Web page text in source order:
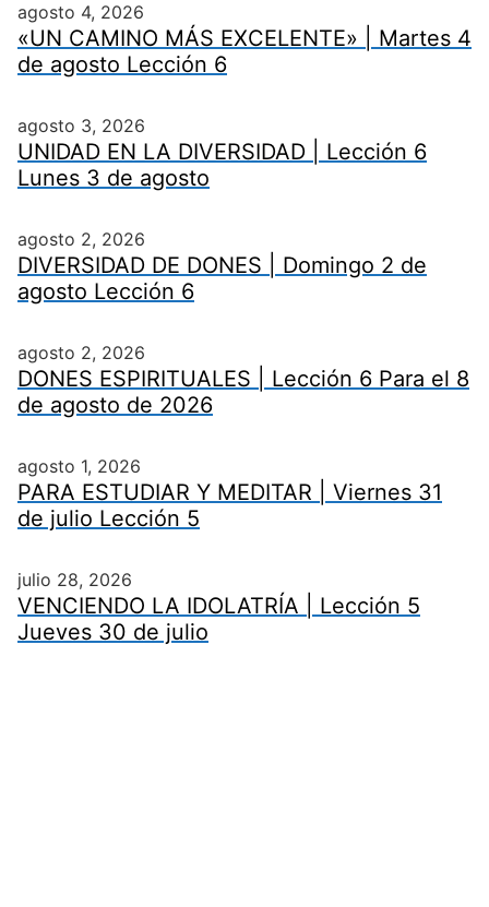
agosto 4, 2026
«UN CAMINO MÁS EXCELENTE» | Martes 4
de agosto Lección 6
agosto 3, 2026
UNIDAD EN LA DIVERSIDAD | Lección 6
Lunes 3 de agosto
agosto 2, 2026
DIVERSIDAD DE DONES | Domingo 2 de
agosto Lección 6
agosto 2, 2026
DONES ESPIRITUALES | Lección 6 Para el 8
de agosto de 2026
agosto 1, 2026
PARA ESTUDIAR Y MEDITAR | Viernes 31
de julio Lección 5
julio 28, 2026
VENCIENDO LA IDOLATRÍA | Lección 5
Jueves 30 de julio